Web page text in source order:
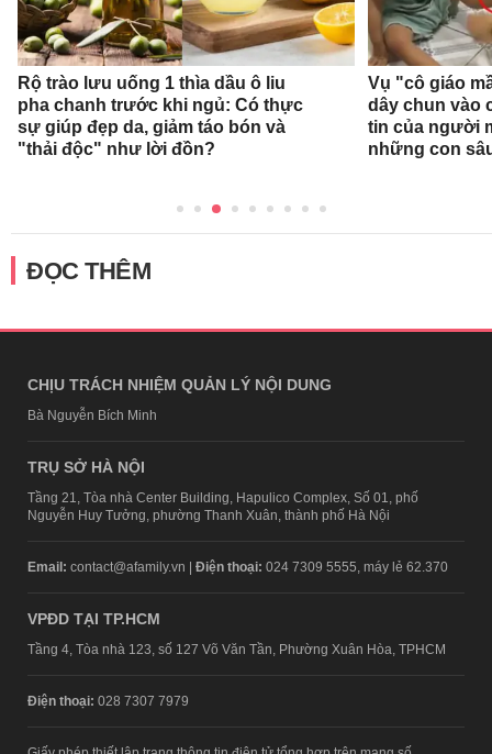
Rộ trào lưu uống 1 thìa dầu ô liu
pha chanh trước khi ngủ: Có thực
sự giúp đẹp da, giảm táo bón và
"thải độc" như lời đồn?
Vụ "cô giáo
dây chun vào
tin của người
những con
ĐỌC THÊM
CHỊU TRÁCH NHIỆM QUẢN LÝ NỘI DUNG
Bà Nguyễn Bích Minh
TRỤ SỞ HÀ NỘI
Tầng 21, Tòa nhà Center Building, Hapulico Complex, Số 01, phố
Nguyễn Huy Tưởng, phường Thanh Xuân, thành phố Hà Nội
Email: contact@afamily.vn | Điện thoại: 024 7309 5555, máy lẻ 62.370
VPĐD TẠI TP.HCM
Tầng 4, Tòa nhà 123, số 127 Võ Văn Tần, Phường Xuân Hòa, TPHCM
Điện thoại: 028 7307 7979